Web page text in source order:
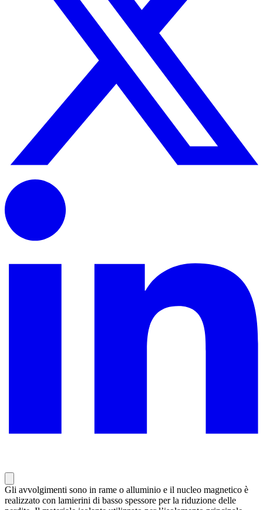
Gli avvolgimenti sono in rame o alluminio e il nucleo magnetico è
realizzato con lamierini di basso spessore per la riduzione delle